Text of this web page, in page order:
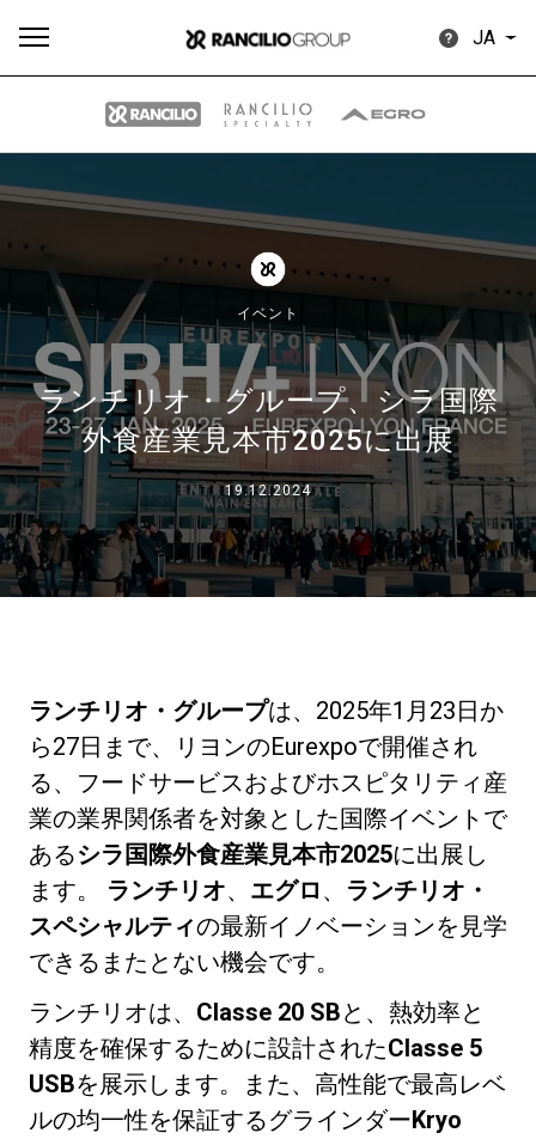
JA
イベント
ランチリオ・グループ、シラ国際
外食産業見本市2025に出展
19.12.2024
ランチリオ・グループは、2025年1月23日か
ら27日まで、リヨンのEurexpoで開催され
る、フードサービスおよびホスピタリティ産
業の業界関係者を対象とした国際イベントで
あるシラ国際外食産業見本市2025に出展し
ます。 ランチリオ、 エグロ 、 ランチリオ・
スペシャルティの最新イノベーションを見学
できるまたとない機会です。
ランチリオは、 Classe 20 SBと、熱効率と
精度を確保するために設計されたClasse 5
USBを展示します。また、高性能で最高レベ
ルの均一性を保証するグラインダーKryo
情報
ース
ダウン
もっ
と見
Our brands
グループ
歴史
研究室紹介
サスティナビリティ
接続
お問い合わせ